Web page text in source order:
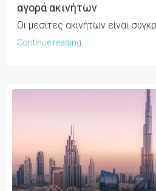
αγορά ακινήτων
Οι μεσίτες ακινήτων είναι
Continue reading